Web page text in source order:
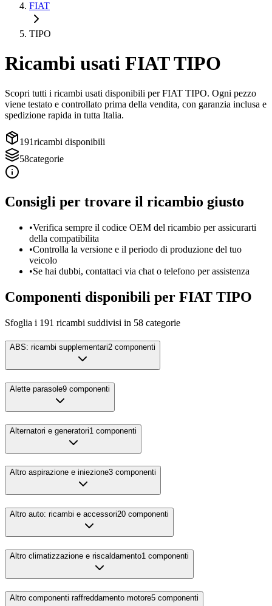
FIAT
TIPO
Ricambi usati FIATTIPO
Scopri tutti i ricambi usati disponibili perFIAT TIPO. Ogni pezzo
viene testato e controllato prima della vendita, con garanzia inclusa e
spedizione rapida in tutta Italia.
191ricambi disponibili
58categorie
Consigli per trovare il ricambio giusto
•Verifica sempre il codice OEM del ricambio per assicurarti
della compatibilita
•Controlla la versione e il periodo di produzione del tuo
veicolo
•Se hai dubbi, contattaci via chat o telefono per assistenza
Componenti disponibili per FIAT TIPO
Sfoglia i 191 ricambi suddivisi in 58 categorie
ABS: ricambi supplementari2 componenti
Alette parasole9 componenti
Alternatori e generatori1 componenti
Altro aspirazione e iniezione3 componenti
Altro auto: ricambi e accessori20 componenti
Altro climatizzazione e riscaldamento1 componenti
Altro componenti raffreddamento motore5 componenti